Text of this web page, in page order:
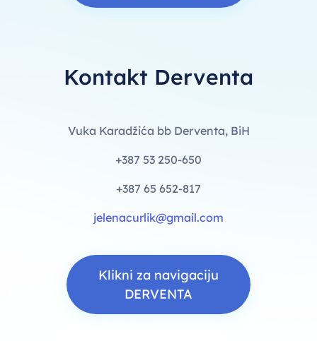
Kontakt Derventa
Vuka Karadžića bb Derventa, BiH
+387 53 250-650
+387 65 652-817
jelenacurlik@gmail.com
Klikni za navigaciju
DERVENTA